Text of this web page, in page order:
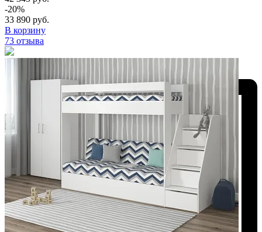
-20%
33 890 руб.
В корзину
73 отзыва